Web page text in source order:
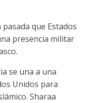
que Estados
presencia militar
se una a una
Unidos para
Sharaa